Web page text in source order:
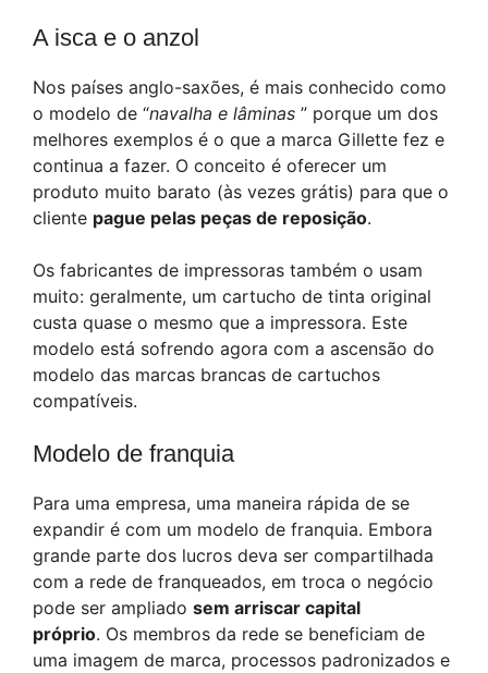
A isca e o anzol
Nos países anglo-saxões, é mais conhecido como
o modelo de “navalha e lâminas ” porque um dos
melhores exemplos é o que a marca Gillette fez e
continua a fazer. O conceito é oferecer um
produto muito barato (às vezes grátis) para que o
cliente pague pelas peças de reposição.
Os fabricantes de impressoras também o usam
muito: geralmente, um cartucho de tinta original
custa quase o mesmo que a impressora. Este
modelo está sofrendo agora com a ascensão do
modelo das marcas brancas de cartuchos
compatíveis.
Modelo de franquia
Para uma empresa, uma maneira rápida de se
expandir é com um modelo de franquia. Embora
grande parte dos lucros deva ser compartilhada
com a rede de franqueados, em troca o negócio
pode ser ampliado sem arriscar capital
próprio. Os membros da rede se beneficiam de
uma imagem de marca, processos padronizados e